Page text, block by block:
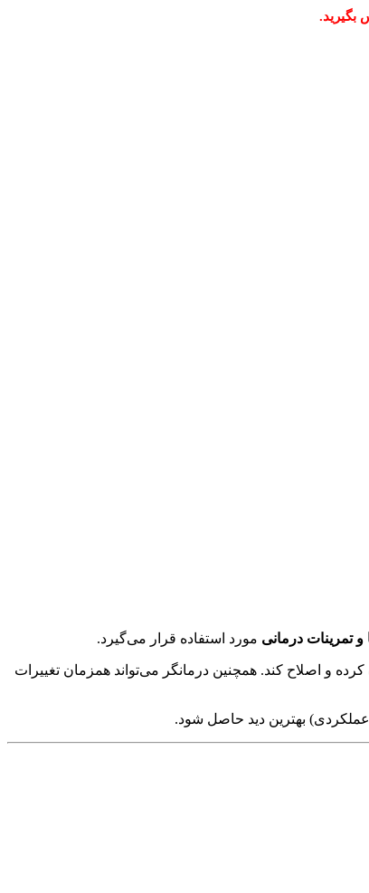
و تمرینات درمانی مورد استفاده قرار می‌گیرد.
و اصلاح کند. همچنین درمانگر می‌تواند همزمان تغییرات
عملکردی) بهترین دید حاصل شود.